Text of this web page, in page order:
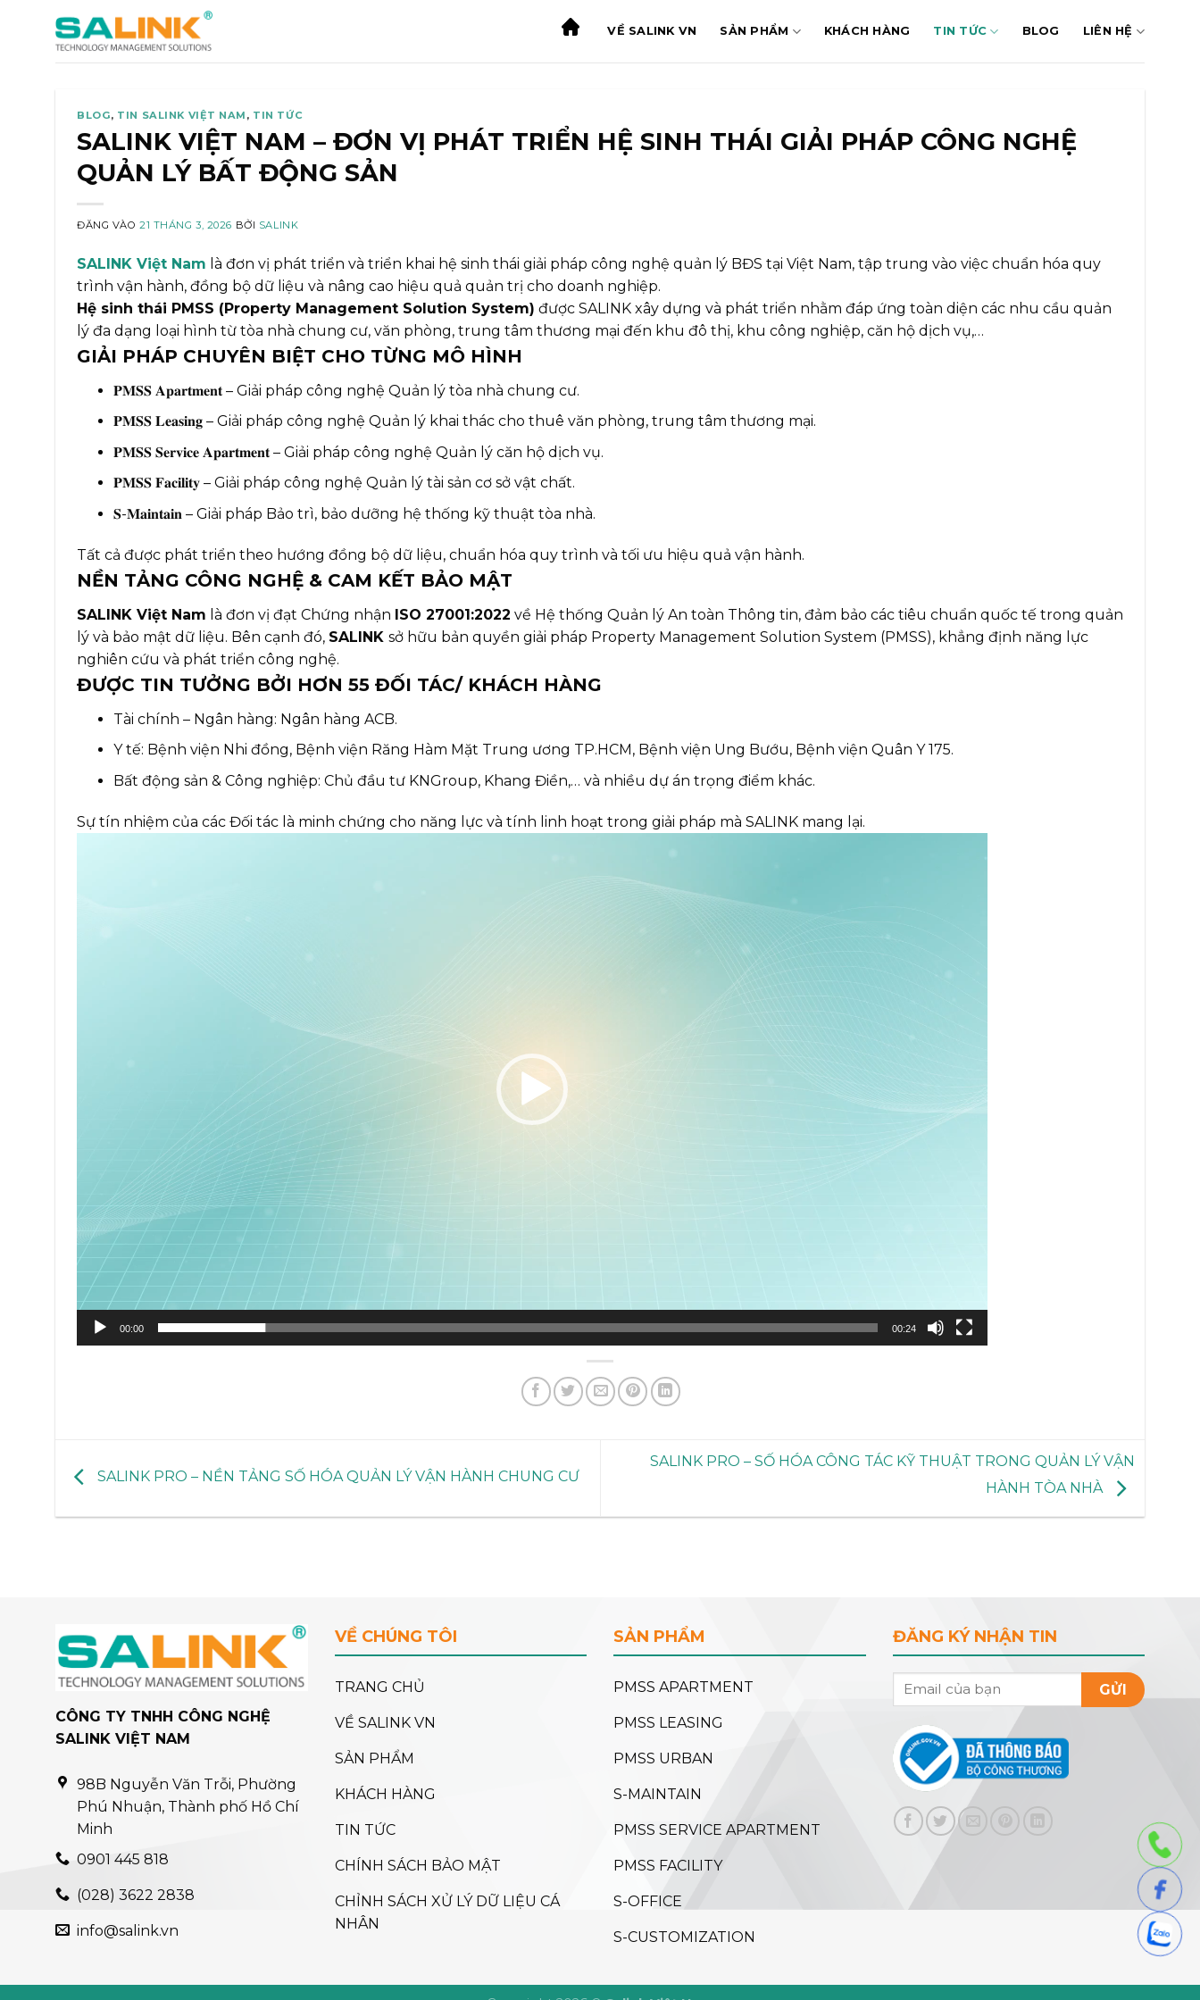
VỀ SALINK VN SẢN PHẨM KHÁCH HÀNG TIN TỨC BLOG LIÊN HỆ
BLOG, TIN SALINK VIỆT NAM , TIN TỨC
SALINK VIỆT NAM – ĐƠN VỊ PHÁT TRIỂN HỆ SINH THÁI GIẢI PHÁP CÔNG NGHỆ
QUẢN LÝ BẤT ĐỘNG SẢN
ĐĂNG VÀO21 THÁNG 3, 2026 BỞI SALINK
SALINK Việt Nam là đơn vị phát triển và triển khai hệ sinh thái giải pháp công nghệ quản lý BĐS tại Việt Nam, tập trung vào việc chuẩn hóa quy
trình vận hành, đồng bộ dữ liệu và nâng cao hiệu quả quản trị cho doanh nghiệp.
Hệ sinh thái PMSS (Property Management Solution System) được SALINK xây dựng và phát triển nhằm đáp ứng toàn diện các nhu cầu quản
lý đa dạng loại hình từ tòa nhà chung cư, văn phòng, trung tâm thương mại đến khu đô thị, khu công nghiệp, căn hộ dịch vụ,…
GIẢI PHÁP CHUYÊN BIỆT CHO TỪNG MÔ HÌNH
𝐏𝐌𝐒𝐒 𝐀𝐩𝐚𝐫𝐭𝐦𝐞𝐧𝐭 – Giải pháp công nghệ Quản lý tòa nhà chung cư.
𝐏𝐌𝐒𝐒 𝐋𝐞𝐚𝐬𝐢𝐧𝐠 – Giải pháp công nghệ Quản lý khai thác cho thuê văn phòng, trung tâm thương mại.
𝐏𝐌𝐒𝐒 𝐒𝐞𝐫𝐯𝐢𝐜𝐞 𝐀𝐩𝐚𝐫𝐭𝐦𝐞𝐧𝐭 – Giải pháp công nghệ Quản lý căn hộ dịch vụ.
𝐏𝐌𝐒𝐒 𝐅𝐚𝐜𝐢𝐥𝐢𝐭𝐲 – Giải pháp công nghệ Quản lý tài sản cơ sở vật chất.
𝐒-𝐌𝐚𝐢𝐧𝐭𝐚𝐢𝐧 – Giải pháp Bảo trì, bảo dưỡng hệ thống kỹ thuật tòa nhà.
Tất cả được phát triển theo hướng đồng bộ dữ liệu, chuẩn hóa quy trình và tối ưu hiệu quả vận hành.
NỀN TẢNG CÔNG NGHỆ & CAM KẾT BẢO MẬT
SALINK Việt Nam là đơn vị đạt Chứng nhận ISO 27001:2022 về Hệ thống Quản lý An toàn Thông tin, đảm bảo các tiêu chuẩn quốc tế trong quản
lý và bảo mật dữ liệu. Bên cạnh đó, SALINK sở hữu bản quyền giải pháp Property Management Solution System (PMSS), khẳng định năng lực
nghiên cứu và phát triển công nghệ.
ĐƯỢC TIN TƯỞNG BỞI HƠN 55 ĐỐI TÁC/ KHÁCH HÀNG
Tài chính – Ngân hàng: Ngân hàng ACB.
Y tế: Bệnh viện Nhi đồng, Bệnh viện Răng Hàm Mặt Trung ương TP.HCM, Bệnh viện Ung Bướu, Bệnh viện Quân Y 175.
Bất động sản & Công nghiệp: Chủ đầu tư KNGroup, Khang Điền,… và nhiều dự án trọng điểm khác.
Sự tín nhiệm của các Đối tác là minh chứng cho năng lực và tính linh hoạt trong giải pháp mà SALINK mang lại.
00:00 00:24
SALINK PRO – NỀN TẢNG SỐ HÓA QUẢN LÝ VẬN HÀNH CHUNG CƯ
SALINK PRO – SỐ HÓA CÔNG TÁC KỸ THUẬT TRONG QUẢN LÝ VẬN
HÀNH TÒA NHÀ
CÔNG TY TNHH CÔNG NGHỆ
SALINK VIỆT NAM
98B Nguyễn Văn Trỗi, Phường
Phú Nhuận, Thành phố Hồ Chí
Minh
0901 445 818
(028) 3622 2838
info@salink.vn
VỀ CHÚNG TÔI
TRANG CHỦ
VỀ SALINK VN
SẢN PHẨM
KHÁCH HÀNG
TIN TỨC
CHÍNH SÁCH BẢO MẬT
CHỈNH SÁCH XỬ LÝ DỮ LIỆU CÁ
NHÂN
SẢN PHẨM
PMSS APARTMENT
PMSS LEASING
PMSS URBAN
S-MAINTAIN
PMSS SERVICE APARTMENT
PMSS FACILITY
S-OFFICE
S-CUSTOMIZATION
ĐĂNG KÝ NHẬN TIN
GỬI